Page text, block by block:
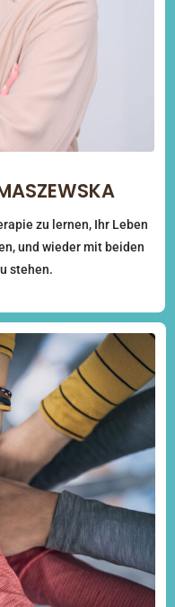
zu lernen, Ihr Leben
und wieder mit beiden
stehen.